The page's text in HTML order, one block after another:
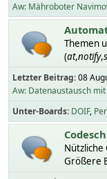
Aw: Mähroboter
Themen
(at,notify,
Letzter Beitrag:08
Aw: Datenaustausch mit
Unter-Boards DOIF
Nützliche
Größere